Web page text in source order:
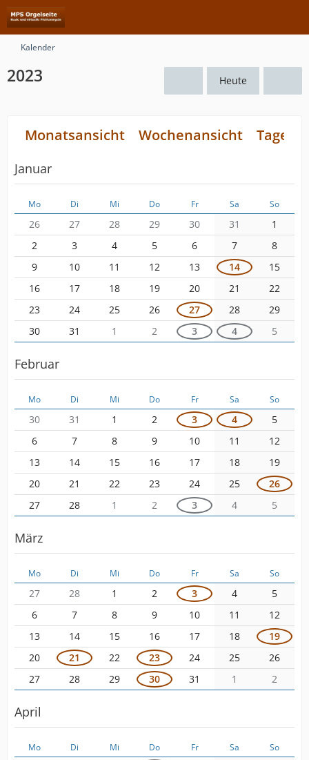
Kalender
2023 Heute
Monatsansicht Wochenansicht
Januar
Mo Di Mi Do Fr Sa So
26 27 28 29 30 31
1
2
3 4 5 6 7
8
9
10 11 12 13 14
15
16
17 18 19 20 21
22
23
24 25 26 27 28
29
30
31 1 2 3 4 5
Februar
Mo Di Mi Do Fr Sa So
30 31 1 2 3 4
5
6
7 8 9 10 11
12
13
14 15 16 17 18
19
20
21 22 23 24 25
26
27
28 1 2 3 4 5
März
Mo Di Mi Do Fr Sa So
27 28 1 2 3 4
5
6
7 8 9 10 11
12
13
14 15 16 17 18
19
20
21 22 23 24 25
26
27
28 29 30 31 1 2
April
Mo Di Mi Do Fr Sa So